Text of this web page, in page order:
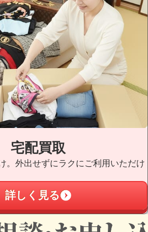
宅配買取
。外出せずにラクにご利用いただけ
詳しく見る